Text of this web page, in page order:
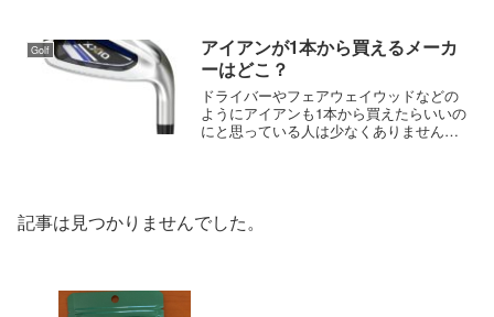
リーズ」である。このシリーズは、単な
るモデルチェンジ...
Golf
アイアンが1本から買えるメーカ
ーはどこ？
ドライバーやフェアウェイウッドなどの
ようにアイアンも1本から買えたらいいの
にと思っている人は少なくありません。
記事は見つかりませんでした。